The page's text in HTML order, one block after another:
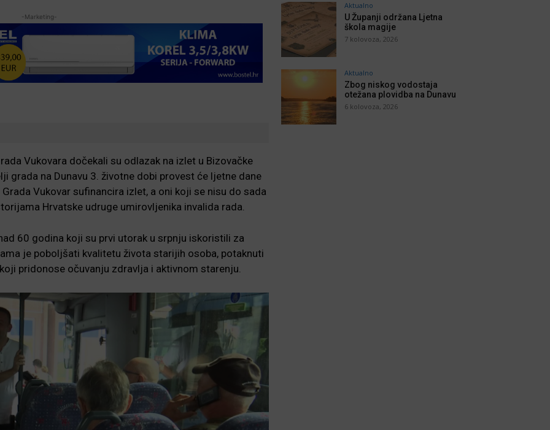
-Marketing-
Vukovara dočekali su odlazak na izlet u Bizovačke
grada na Dunavu 3. životne dobi provest će ljetne dane
Vukovar sufinancira izlet, a oni koji se nisu do sada
Hrvatske udruge umirovljenika invalida rada.
60 godina koji su prvi utorak u srpnju iskoristili za
je poboljšati kvalitetu života starijih osoba, potaknuti
pridonose očuvanju zdravlja i aktivnom starenju.
Aktualno
U Županji održana Ljetna
škola magije
7 kolovoza, 2026
Aktualno
Zbog niskog vodostaja
otežana plovidba na Dunavu
6 kolovoza, 2026